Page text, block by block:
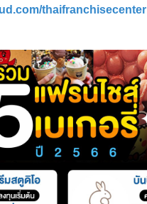
thaifranchisecenter